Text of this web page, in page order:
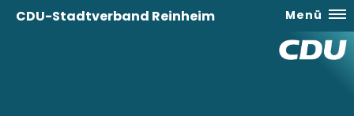
CDU-Stadtverband Reinheim Menü